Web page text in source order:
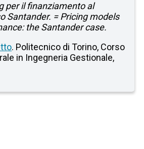
per il finanziamento al
Santander. = Pricing models
the Santander case.
. Politecnico di Torino, Corso
in Ingegneria Gestionale,